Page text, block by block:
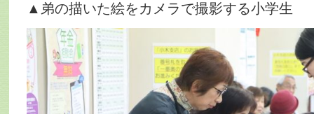
▲弟の描いた絵をカメラで撮影する小学生